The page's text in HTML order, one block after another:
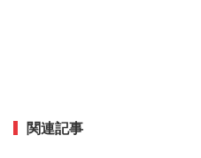
関連記事